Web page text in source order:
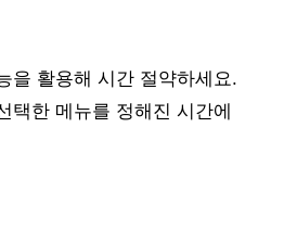
을 활용해 시간 절약하세요.
택한 메뉴를 정해진 시간에